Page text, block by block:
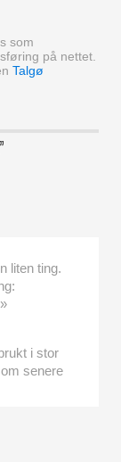
som
på nettet.
Talgø
”
liten ting.
i stor
senere